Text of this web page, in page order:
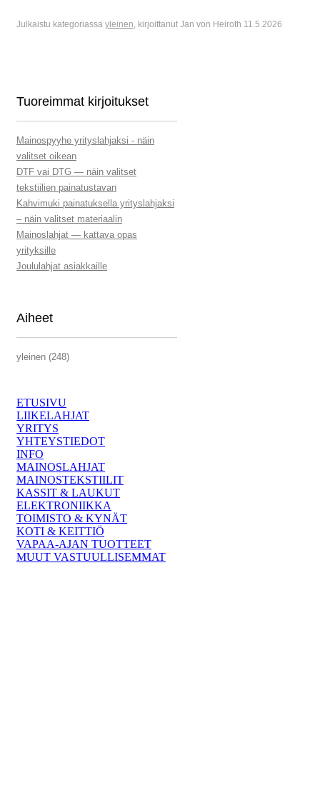
Julkaistu kategoriassa yleinen, kirjoittanut Jan von Heiroth 11.5.2026
Tuoreimmat kirjoitukset
Mainospyyhe yrityslahjaksi - näin
valitset oikean
DTF vai DTG — näin valitset
tekstiilien painatustavan
Kahvimuki painatuksella yrityslahjaksi
– näin valitset materiaalin
Mainoslahjat — kattava opas
yrityksille
Joululahjat asiakkaille
Aiheet
yleinen (248)
ETUSIVU
LIIKELAHJAT
YRITYS
YHTEYSTIEDOT
INFO
MAINOSLAHJAT
MAINOSTEKSTIILIT
KASSIT & LAUKUT
ELEKTRONIIKKA
TOIMISTO & KYNÄT
KOTI & KEITTIÖ
VAPAA-AJAN TUOTTEET
MUUT VASTUULLISEMMAT